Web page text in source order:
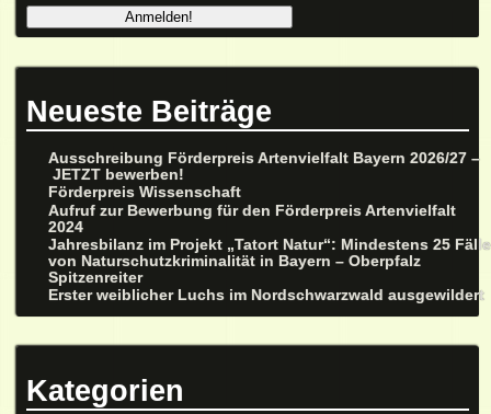
Neueste Beiträge
Ausschreibung Förderpreis Artenvielfalt Bayern 2026/27 –
JETZT bewerben!
Förderpreis Wissenschaft
Aufruf zur Bewerbung für den Förderpreis Artenvielfalt
2024
Jahresbilanz im Projekt „Tatort Natur“: Mindestens 25 Fälle
von Naturschutzkriminalität in Bayern – Oberpfalz
Spitzenreiter
Erster weiblicher Luchs im Nordschwarzwald ausgewildert
Kategorien